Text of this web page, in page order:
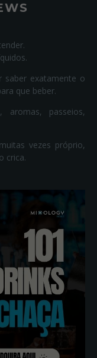
saber exatamente o
que beber.
aromas, passeios,
vezes próprio,
crica.